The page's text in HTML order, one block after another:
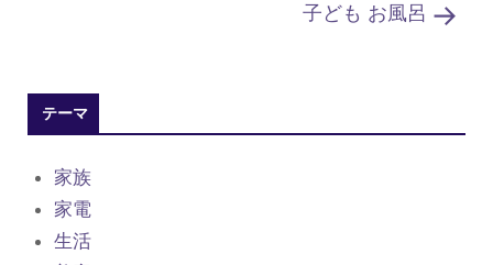
子ども お風呂
テーマ
家族
家電
生活